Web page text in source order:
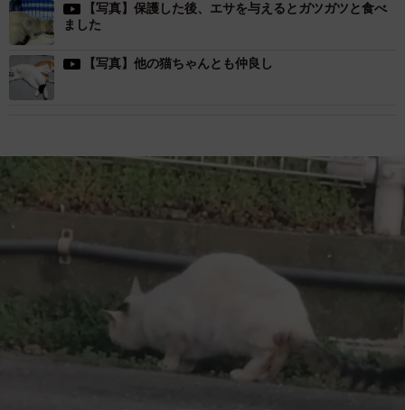
【写真】保護した後、エサを与えるとガツガツと食べ
ました
【写真】他の猫ちゃんとも仲良し